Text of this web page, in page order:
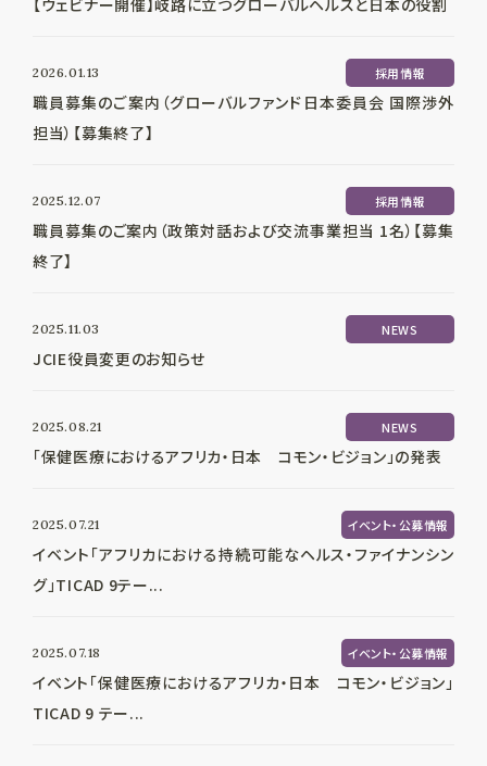
【ウェビナー開催】岐路に立つグローバルヘルスと日本の役割
2026.01.13 採用情報
職員募集のご案内（グローバルファンド日本委員会 国際渉外
担当）【募集終了】
2025.12.07 採用情報
職員募集のご案内（政策対話および交流事業担当 1名）【募集
終了】
2025.11.03 NEWS
JCIE役員変更のお知らせ
2025.08.21 NEWS
「保健医療におけるアフリカ・日本 コモン・ビジョン」の発表
2025.07.21 イベント・公募情報
イベント「アフリカにおける持続可能なヘルス・ファイナンシン
グ」TICAD 9テー...
2025.07.18 イベント・公募情報
イベント「保健医療におけるアフリカ・日本 コモン・ビジョン」
TICAD 9 テー...